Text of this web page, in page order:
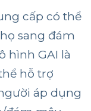
cấp có thể
sang đám
hình GAI là
hỗ trợ
áp dụng